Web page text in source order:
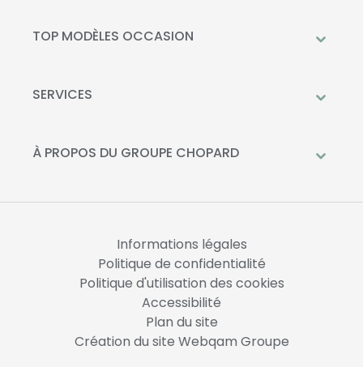
Mercedes-Benz
Kia
TOP MODÈLES OCCASION
Peugeot 208
SERVICES
Livraison à domicile
La Recharge Chopard
À PROPOS DU GROUPE CHOPARD
Nos concessions
Nous rejoindre
Informations légales
Politique de confidentialité
Politique d'utilisation des cookies
Accessibilité
Plan du site
Création du site Webqam Groupe